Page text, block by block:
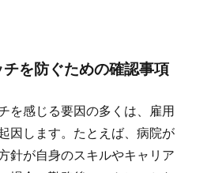
を防ぐための確認事項
を感じる要因の多くは、雇用
因します。たとえば、病院が
針が自身のスキルやキャリア